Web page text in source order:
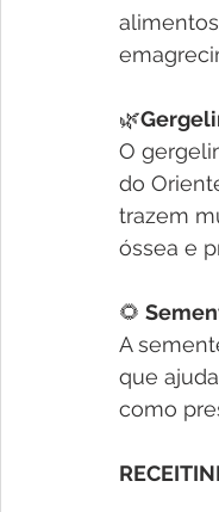
🌿
O
do
trazem
óssea e
🌻
A
que
como